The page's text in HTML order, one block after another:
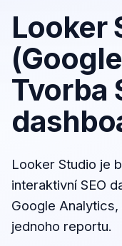
Looker
Tvorba
Looker Studio je
interaktivní SEO
Google
jednoho reportu.